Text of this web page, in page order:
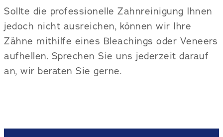
Sollte die professionelle Zahnreinigung Ihnen
jedoch nicht ausreichen, können wir Ihre
Zähne mithilfe eines Bleachings oder Veneers
aufhellen. Sprechen Sie uns jederzeit darauf
an, wir beraten Sie gerne.